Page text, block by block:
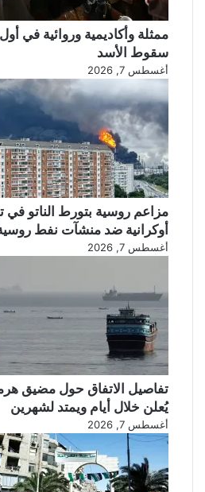
ممثلة وأكاديمية وروائية في
سقوط الأسد
أغسطس 7, 2026
مزاعم روسية بتورط الناتو
أوكرانية ضد منشآت نفط
أغسطس 7, 2026
تفاصيل الاتفاق حول مضيق
يُعلن خلال أيام ويمتد لشهرين
أغسطس 7, 2026